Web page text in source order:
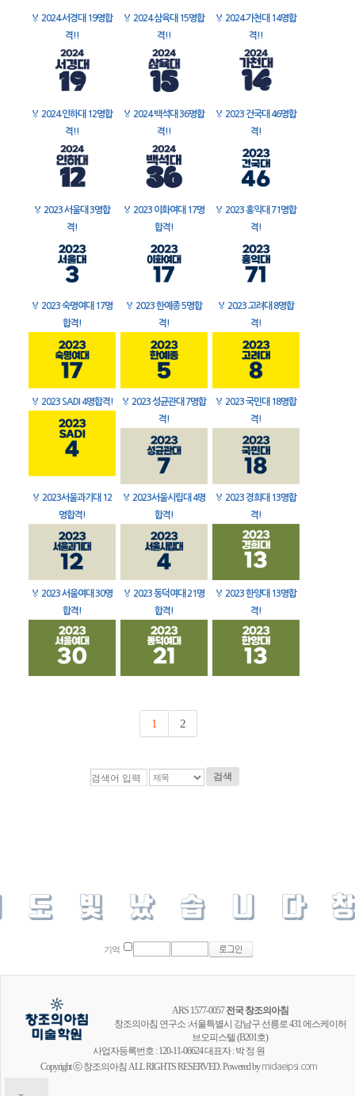
🏅 2024 서경대 19명합
격!!
🏅 2024 삼육대 15명합
격!!
🏅 2024 가천대 14명합
격!!
🏅 2024 인하대 12명합
격!!
🏅 2024 백석대 36명합
격!!
🏅 2023 건국대 46명합
격!
🏅 2023 서울대 3명합
격!
🏅 2023 이화여대 17명
합격!
🏅 2023 홍익대 71명합
격!
🏅 2023 숙명여대 17명
합격!
🏅 2023 한예종 5명합
격!
🏅 2023 고려대 8명합
격!
🏅 2023 SADI 4명합격! 🏅 2023 성균관대 7명합
격!
🏅 2023 국민대 18명합
격!
🏅 2023서울과기대 12
명합격!
🏅 2023서울시립대 4명
합격!
🏅 2023 경희대 13명합
격!
🏅 2023 서울여대 30명
합격!
🏅 2023 동덕여대 21명
합격!
🏅 2023 한양대 13명합
격!
1 2
검색
기억
ARS 1577-0057전국 창조의아침
창조의아침 연구소 :서울특별시 강남구 선릉로 431 에스케이허
브오피스텔 (B201호)
사업자등록번호 : 120-11-06624 대표자 : 박 정 원
Copyright ⓒ 창조의아침 ALL RIGHTS RESERVED. Powered bymidaeipsi.com